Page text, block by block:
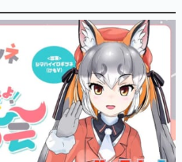
箸』等で知られるマンガ家・田中圭
界レポートマンガです。
白い？
氏がゲームの魅力を画面や操作の
かしていく、硬派で骨太な評論連載
本語
ラスボス」… ゲームにまつわる言葉
、コンピューター文化史研究家・タ